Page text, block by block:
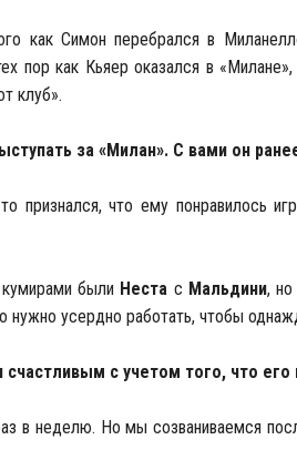
как Симон перебрался в
пор как Кьяер оказался в
клуб».
за «Милан». С вами он
признался, что ему понравилось
были Неста с Мальдини,
усердно работать, чтобы
с учетом того, что его
в неделю. Но мы созваниваемся